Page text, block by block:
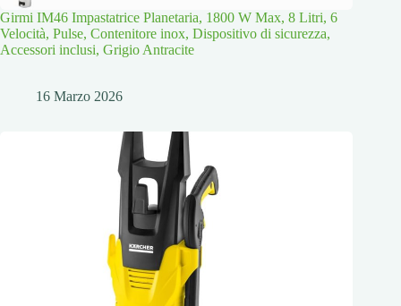
Girmi IM46 Impastatrice Planetaria, 1800 W Max, 8 Litri, 6
Velocità, Pulse, Contenitore inox, Dispositivo di sicurezza,
Accessori inclusi, Grigio Antracite
16 Marzo 2026